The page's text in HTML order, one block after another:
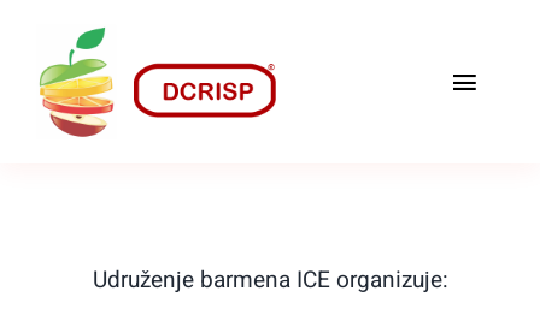
content
Toggle
Udruženje barmena ICE organizuje: